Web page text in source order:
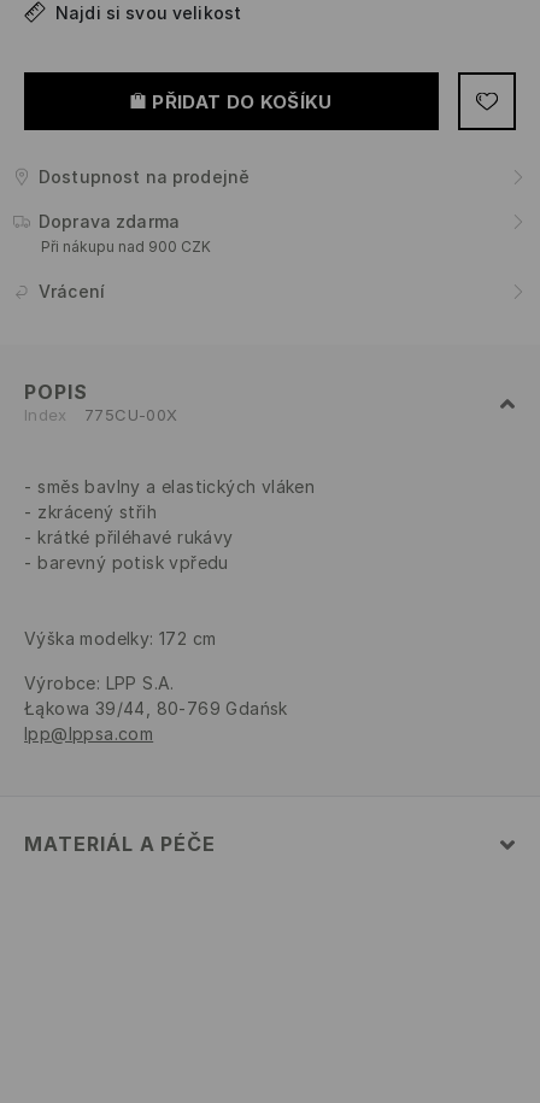
Najdi si svou velikost
PŘIDAT DO KOŠÍKU
Dostupnost na prodejně
Doprava zdarma
Při nákupu nad 900 CZK
Vrácení
POPIS
Index 775CU-00X
směs bavlny a elastických vláken
zkrácený střih
krátké přiléhavé rukávy
barevný potisk vpředu
Výška modelky: 172 cm
Výrobce: LPP S.A.
Łąkowa 39/44, 80-769 Gdańsk
lpp@lppsa.com
MATERIÁL A PÉČE